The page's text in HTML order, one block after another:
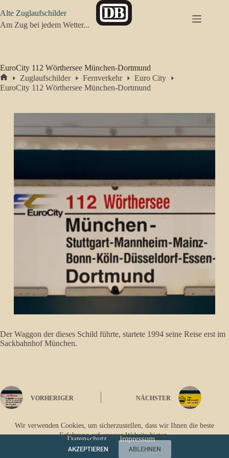
Inhalt
springen
Wir verwenden Cookies, um sicherzustellen, dass wir Ihnen die beste
Erfahrung auf unserer Website bieten.
AKZEPTIEREN
ABLEHNEN
Alte Zuglaufschilder
Am Zug bei jedem Wetter...
EuroCity 112 Wörthersee München-Dortmund
Start
Zuglaufschilder Fernverkehr
Euro City
EuroCity 112 Wörthersee München-Dortmund
Der Waggon der dieses Schild führte, startete 1994 seine Reise erst im
Sackbahnhof München.
VORHERIGER NÄCHSTER
Datenschutz Impressum